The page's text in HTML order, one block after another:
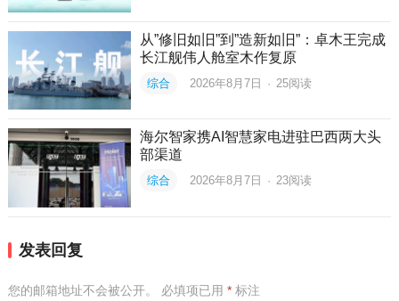
从”修旧如旧”到”造新如旧”：卓木王完成
长江舰伟人舱室木作复原
综合 2026年8月7日 · 25阅读
海尔智家携AI智慧家电进驻巴西两大头
部渠道
综合 2026年8月7日 · 23阅读
发表回复
您的邮箱地址不会被公开。 必填项已用 *标注